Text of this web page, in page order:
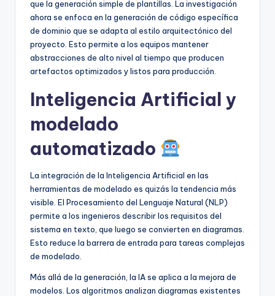
que la generación simple de plantillas. La investigación
ahora se enfoca en la generación de código específica
de dominio que se adapta al estilo arquitectónico del
proyecto. Esto permite a los equipos mantener
abstracciones de alto nivel al tiempo que producen
artefactos optimizados y listos para producción.
Inteligencia Artificial y
modelado
automatizado
La integración de la Inteligencia Artificial en las
herramientas de modelado es quizás la tendencia más
visible. El Procesamiento del Lenguaje Natural (NLP)
permite a los ingenieros describir los requisitos del
sistema en texto, que luego se convierten en diagramas.
Esto reduce la barrera de entrada para tareas complejas
de modelado.
Más allá de la generación, la IA se aplica a la mejora de
modelos. Los algoritmos analizan diagramas existentes